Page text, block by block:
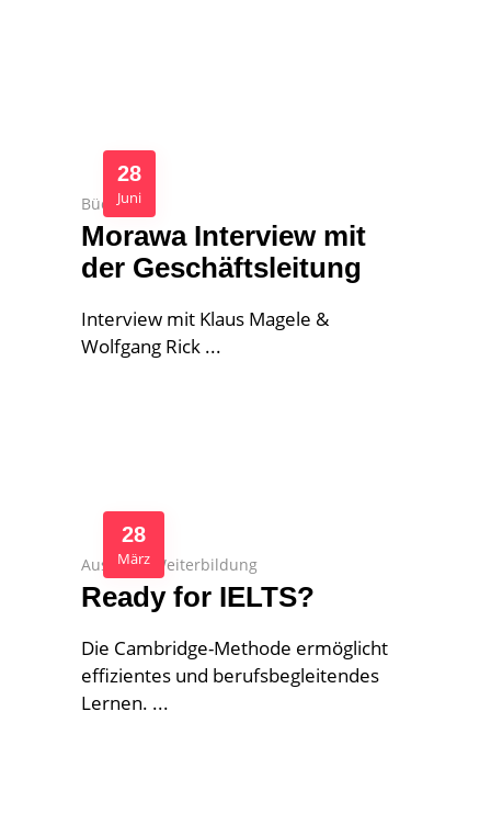
28
Juni
Bücher
Morawa Interview mit
der Geschäftsleitung
Interview mit Klaus Magele &
Wolfgang Rick
28
März
Aus- und Weiterbildung
Ready for IELTS?
Die Cambridge-Methode ermöglicht
effizientes und berufsbegleitendes
Lernen.